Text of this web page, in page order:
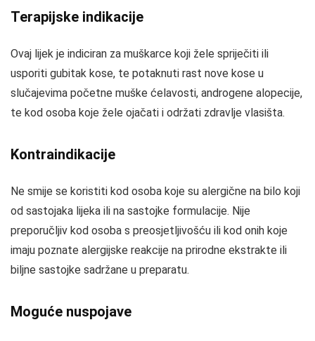
Terapijske indikacije
Ovaj lijek je indiciran za muškarce koji žele spriječiti ili
usporiti gubitak kose, te potaknuti rast nove kose u
slučajevima početne muške ćelavosti, androgene alopecije,
te kod osoba koje žele ojačati i održati zdravlje vlasišta.
Kontraindikacije
Ne smije se koristiti kod osoba koje su alergične na bilo koji
od sastojaka lijeka ili na sastojke formulacije. Nije
preporučljiv kod osoba s preosjetljivošću ili kod onih koje
imaju poznate alergijske reakcije na prirodne ekstrakte ili
biljne sastojke sadržane u preparatu.
Moguće nuspojave